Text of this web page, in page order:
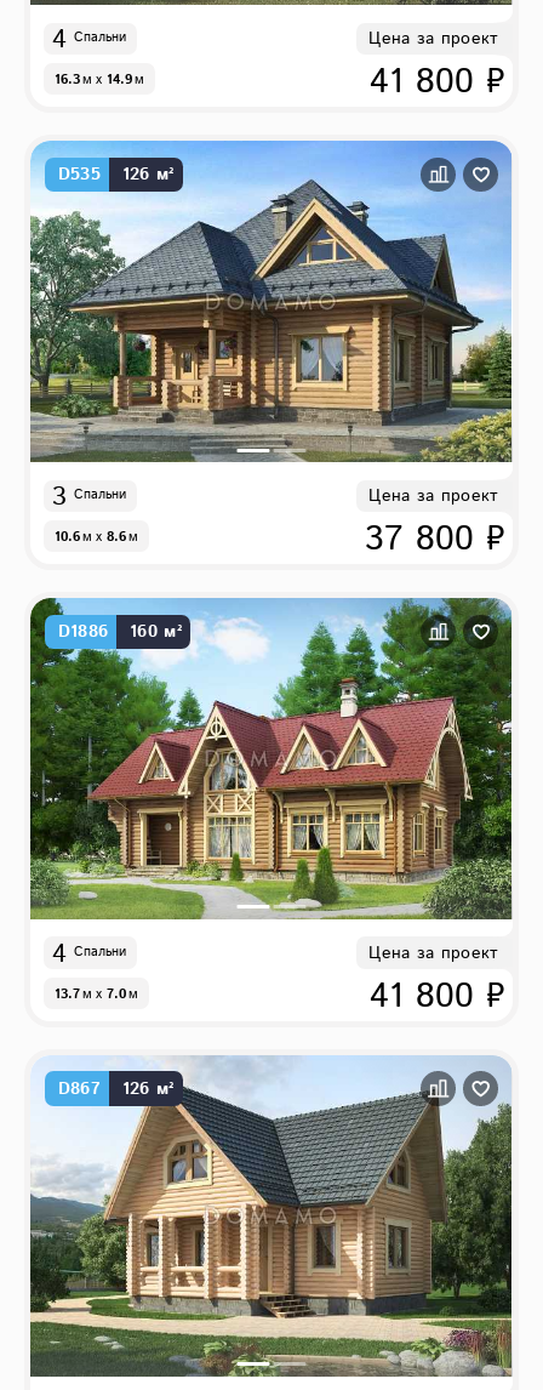
4 Спальни
16.3м x 14.9м
Цена за проект
41 800 ₽
D535 126 м²
3 Спальни
10.6м x 8.6м
Цена за проект
37 800 ₽
D1886 160 м²
4 Спальни
13.7м x 7.0м
Цена за проект
41 800 ₽
D867 126 м²